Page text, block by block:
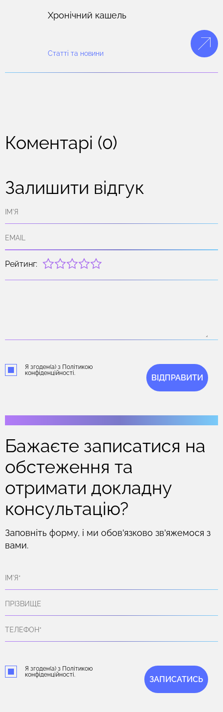
Хронічний кашель
Статті та новини
Коментарі (0)
Залишити відгук
Рейтинг:
Я згоден(а) з Політикою
конфіденційності.
ВІДПРАВИТИ
Бажаєте записатися на
обстеження та
отримати докладну
консультацію?
Заповніть форму, і ми обов'язково зв'яжемося з
вами.
Я згоден(а) з Політикою
конфіденційності.
ЗАПИСАТИСЬ